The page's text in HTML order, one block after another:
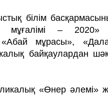
білім
мұғалімі – 2020»
«Абай мұрасы»,
бай­қаулардан
«Өнер әлемі»